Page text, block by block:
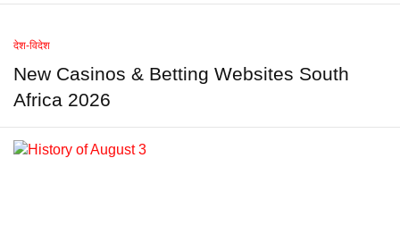
देश-विदेश
New Casinos & Betting Websites South
Africa 2026